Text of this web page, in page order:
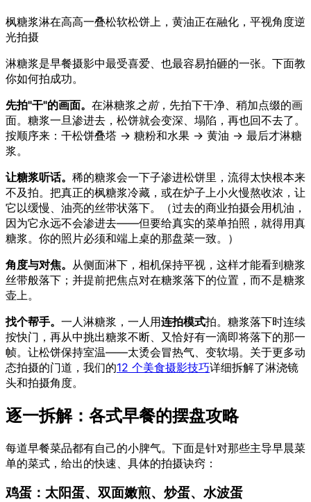
枫糖浆淋在高高一叠松软松饼上，黄油正在融化，平视角度逆
光拍摄
淋糖浆是早餐摄影中最受喜爱、也最容易拍砸的一张。下面教
你如何拍成功。
先拍"干"的画面。 在淋糖浆 之前，先拍下干净、稍加点缀的画
面。糖浆一旦渗进去，松饼就会变深、塌陷，再也回不去了。
按顺序来：干松饼叠塔 → 糖粉和水果 → 黄油 → 最后才淋糖
浆。
让糖浆听话。 稀的糖浆会一下子渗进松饼里，流得太快根本来
不及拍。把真正的枫糖浆冷藏，或在炉子上小火慢熬收浓，让
它以缓慢、油亮的丝带状落下。（过去的商业拍摄会用机油，
因为它永远不会渗进去——但要给真实的菜单拍照，就得用真
糖浆。你的照片必须和端上桌的那盘菜一致。）
角度与对焦。 从侧面淋下，相机保持平视，这样才能看到糖浆
丝带般落下；并提前把焦点对在糖浆落下的位置，而不是糖浆
壶上。
找个帮手。 一人淋糖浆，一人用连拍模式拍。糖浆落下时连续
按快门，再从中挑出糖浆不断、又恰好有一滴即将落下的那一
帧。让松饼保持室温——太烫会冒热气、变软塌。关于更多动
态拍摄的门道，我们的12 个美食摄影技巧详细拆解了淋浇镜
头和拍摄角度。
逐一拆解：各式早餐的摆盘攻略
每道早餐菜品都有自己的小脾气。下面是针对那些主导早晨菜
单的菜式，给出的快速、具体的拍摄诀窍：
鸡蛋：太阳蛋、双面嫩煎、炒蛋、水波蛋